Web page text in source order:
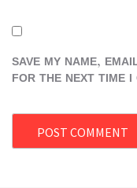
SAVE MY NAME,
FOR THE NEXT TIME I